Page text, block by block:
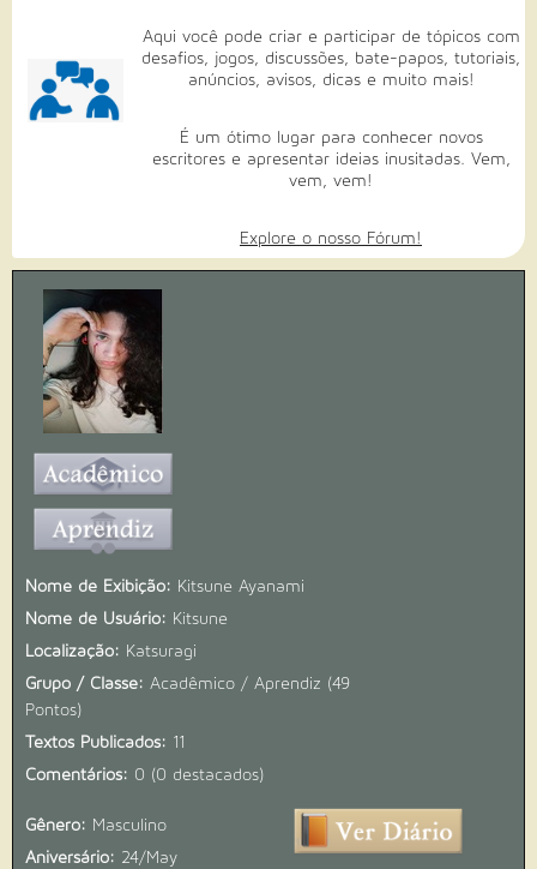
Aqui você pode criar e participar de tópicos com
desafios, jogos, discussões, bate-papos, tutoriais,
anúncios, avisos, dicas e muito mais!
É um ótimo lugar para conhecer novos
escritores e apresentar ideias inusitadas. Vem,
vem, vem!
Explore o nosso Fórum!
Nome de Exibição: Kitsune Ayanami
Nome de Usuário: Kitsune
Localização: Katsuragi
Grupo / Classe: Acadêmico / Aprendiz (49
Pontos)
Textos Publicados: 11
Comentários: 0 (0 destacados)
Gênero: Masculino
Aniversário: 24/May